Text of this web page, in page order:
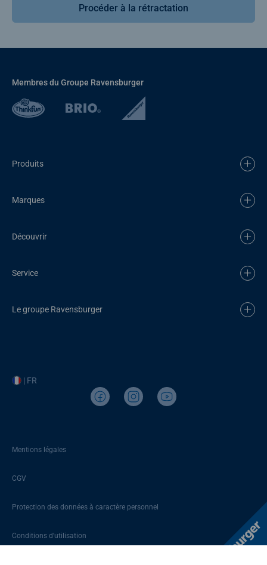
Procéder à la rétractation
Membres du Groupe Ravensburger
Produits
Marques
Découvrir
Service
Le groupe Ravensburger
| FR
Mentions légales
CGV
Protection des données à caractère personnel
Conditions d’utilisation